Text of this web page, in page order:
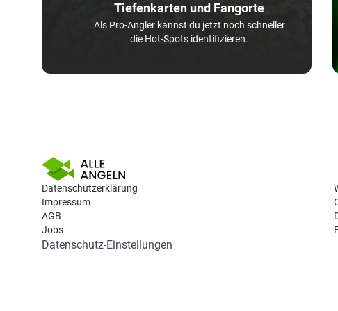
Tiefenkarten und Fangorte
Als Pro-Angler kannst du jetzt noch schneller
die Hot-Spots identifizieren.
Datenschutzerklärung
Impressum
AGB
Jobs
Datenschutz-Einstellungen